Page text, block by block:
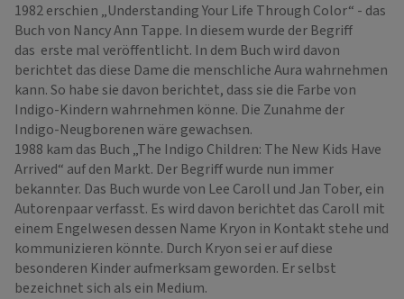
1982 erschien „Understanding Your Life Through Color“ - das
Buch von Nancy Ann Tappe. In diesem wurde der Begriff
das erste mal veröffentlicht. In dem Buch wird davon
berichtet das diese Dame die menschliche Aura wahrnehmen
kann. So habe sie davon berichtet, dass sie die Farbe von
Indigo-Kindern wahrnehmen könne. Die Zunahme der
Indigo-Neugborenen wäre gewachsen.
1988 kam das Buch „The Indigo Children: The New Kids Have
Arrived“ auf den Markt. Der Begriff wurde nun immer
bekannter. Das Buch wurde von Lee Caroll und Jan Tober, ein
Autorenpaar verfasst. Es wird davon berichtet das Caroll mit
einem Engelwesen dessen Name Kryon in Kontakt stehe und
kommunizieren könnte. Durch Kryon sei er auf diese
besonderen Kinder aufmerksam geworden. Er selbst
bezeichnet sich als ein Medium.